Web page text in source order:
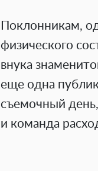
Поклонникам,
физического
внука
еще одна
съемочный
и команда